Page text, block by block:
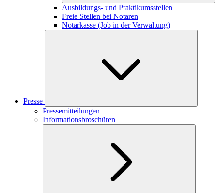
Ausbildungs- und Praktikumsstellen
Freie Stellen bei Notaren
Notarkasse (Job in der Verwaltung)
Presse
Pressemitteilungen
Informationsbroschüren